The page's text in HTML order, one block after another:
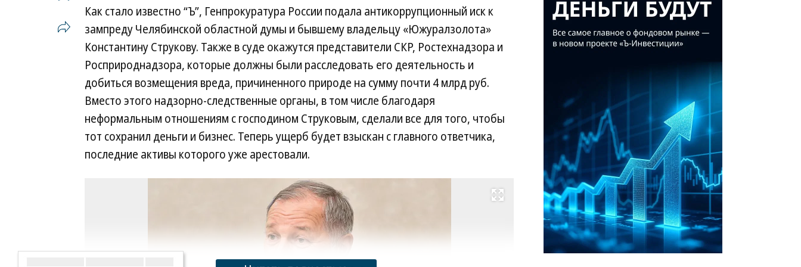
доследственная проверка в
отношении бывшего
руководства завода
«Рубин»
самовольные постройки в «Горбушкином дворе»
могут возникнуть проблемы. В декабре 2022 года
Замоскворецкий районный суд по требованию
Генпрокуратуры наложил обеспечительные меры
на десятки связанных с Алексеем Хотиным
структур, среди которых комплекс «Горбушкин двор». Фактическому сносу это не
помешает, а вот с прекращением прав на эти помещения может выйти затруднение,
предупреждает Павел Желновод. Из-за наложенного на недвижимость ареста
владельцу комплекса придется обращаться в суд для обновления характеристики
У арендаторов «Горбушкиного двора», находящихся в помещениях, которые
должны быть снесены, вряд ли получится взыскать убытки с владельца объекта,
считает эксперт. Все сделки с самовольно построенными объектами ничтожны,
Как стало известно “Ъ”, Генпрокуратура России подала антикоррупционный иск к
зампреду Челябинской областной думы и бывшему владельцу «Южуралзолота»
Константину Струкову. Также в суде окажутся представители СКР, Ростехнадзора и
Росприроднадзора, которые должны были расследовать его деятельность и
добиться возмещения вреда, причиненного природе на сумму почти 4 млрд руб.
Вместо этого надзорно-следственные органы, в том числе благодаря
неформальным отношениям с господином Струковым, сделали все для того, чтобы
тот сохранил деньги и бизнес. Теперь ущерб будет взыскан с главного ответчика,
последние активы которого уже арестовали.
Развернуть на весь экран
прокурорскому